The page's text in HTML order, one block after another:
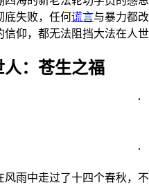
底失败，任何谎言与暴力都
信仰，都无法阻挡大法在人世
人：苍生之福
风雨中走过了十四个春秋，